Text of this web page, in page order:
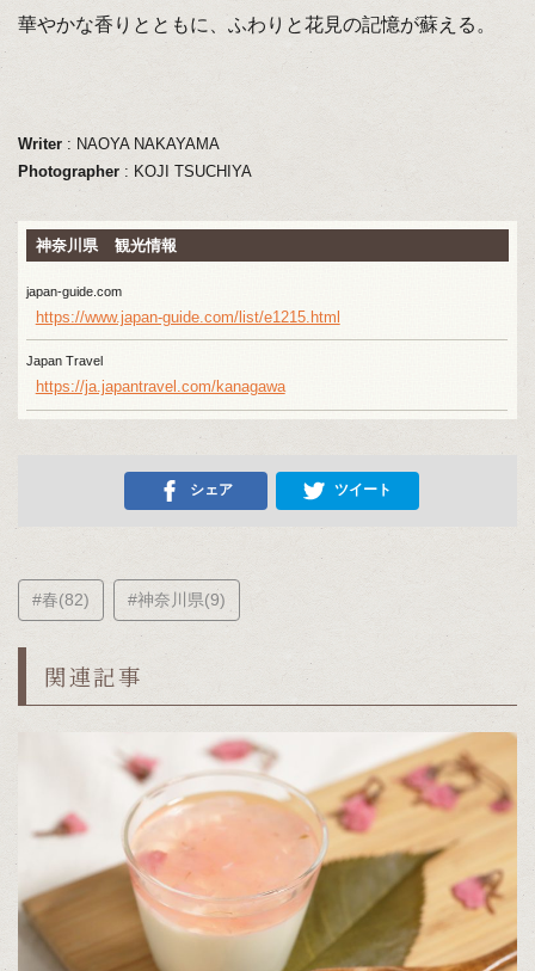
華やかな香りとともに、ふわりと花見の記憶が蘇える。
Writer: NAOYA NAKAYAMA
Photographer: KOJI TSUCHIYA
神奈川県 観光情報
japan-guide.com
https://www.japan-guide.com/list/e1215.html
Japan Travel
https://ja.japantravel.com/kanagawa
シェア ツイート
#春(82) #神奈川県(9)
関連記事